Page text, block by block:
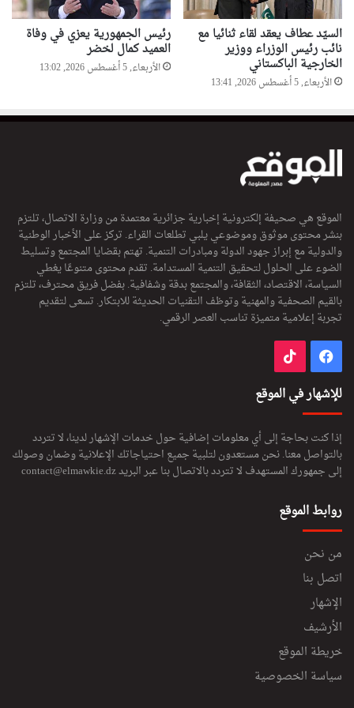
ل
ت
ر
ج
ة
السيّد عطاف يعقد لقاء ثنائيا مع
نائب رئيس الوزراء ووزير
الخارجية الباكستاني
الأربعاء, 5 أغسطس 2026, 13:41
رئيس الجمهورية يعزي في وفاة
العميد كمال لخضر
الأربعاء, 5 أغسطس 2026, 13:02
الموقع هي صحيفة إلكترونية إخبارية جزائرية معتمدة من وزارة الاتصال، تلتزم
بنشر محتوى موثوق وموضوعي يلبي تطلعات القراء. تركز على الأخبار الوطنية
والدولية مع إبراز جهود الدولة ومبادرات التنمية. تهتم بقضايا المجتمع وتسليط
الضوء على الحلول لتحقيق التنمية المستدامة. تقدم محتوى متنوعًا يغطي
السياسة، الاقتصاد، الثقافة، والمجتمع بدقة وشفافية. بفضل فريق محترف، تلتزم
بالقيم الصحفية والمهنية وتوظف التقنيات الحديثة للابتكار. تسعى لتقديم
تجربة إعلامية متميزة تناسب العصر الرقمي.
فيسبوك
للإشهار في الموقع
إذا كنت بحاجة إلى أي معلومات إضافية حول خدمات الإشهار لدينا، لا تتردد
بالتواصل معنا. نحن مستعدون لتلبية جميع احتياجاتك الإعلانية وضمان وصولك
إلى جمهورك المستهدف لا تتردد بالاتصال بنا عبر البريدcontact@elmawkie.dz
روابط الموقع
من نحن
اتصل بنا
الإشهار
الأرشيف
خريطة الموقع
سياسة الخصوصية